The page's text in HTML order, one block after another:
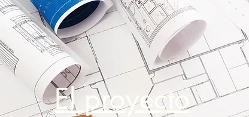
El proyecto